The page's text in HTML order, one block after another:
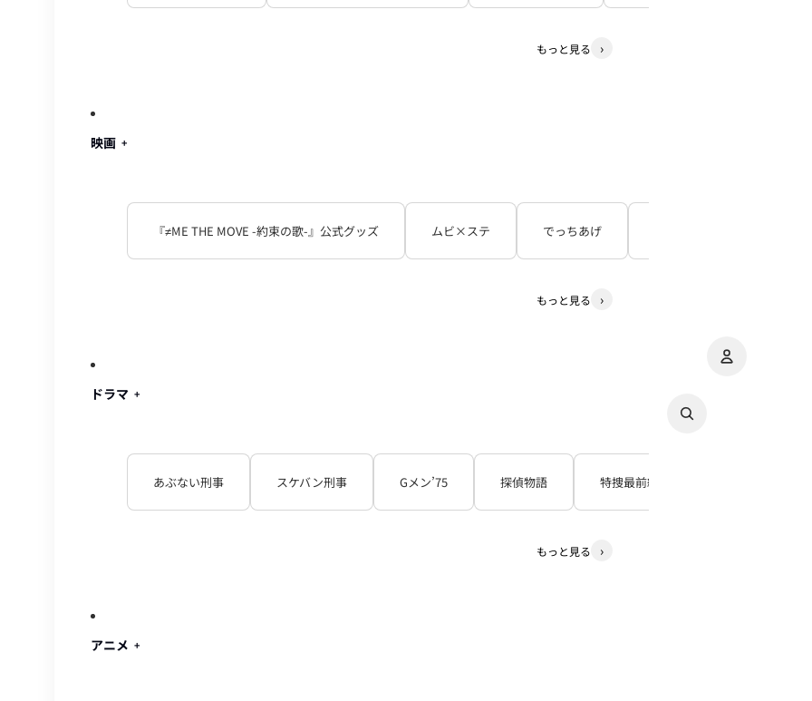
もっと見る
映画
『≠ME THE MOVE -約束の歌-』公式グッズ ムビ×ステ でっちあげ
もっと見る
ドラマ
あぶない刑事 スケバン刑事 Gメン’75 探偵物語 特捜最前線
もっと見る
アニメ